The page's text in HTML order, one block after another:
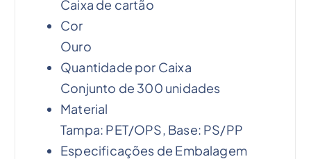
Caixa de cartão
Cor
Ouro
Quantidade por Caixa
Conjunto de 300 unidades
Material
Tampa: PET/OPS, Base: PS/PP
Especificações de Embalagem